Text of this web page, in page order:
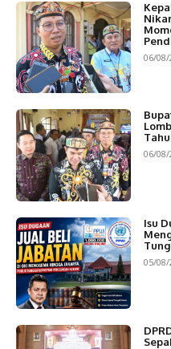
06/08/
06/08/
Isu
05/08/